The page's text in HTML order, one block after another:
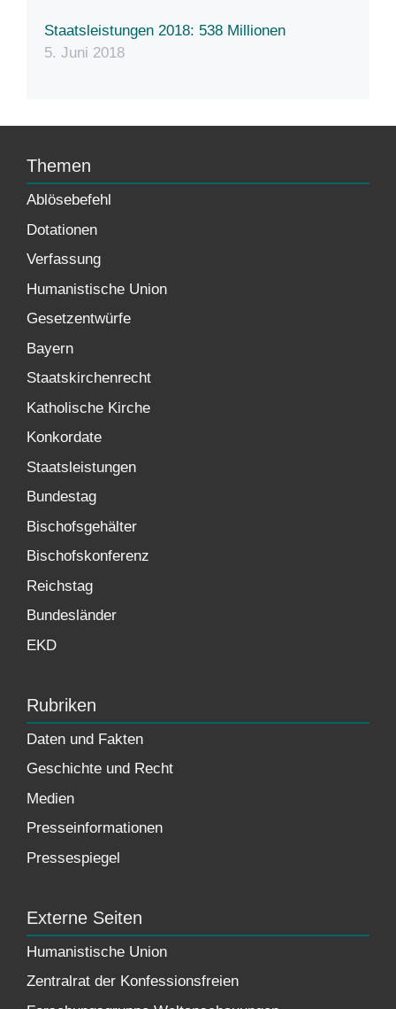
Staatsleistungen 2018: 538 Millionen
5. Juni 2018
Themen
Ablösebefehl
Dotationen
Verfassung
Humanistische Union
Gesetzentwürfe
Bayern
Staatskirchenrecht
Katholische Kirche
Konkordate
Staatsleistungen
Bundestag
Bischofsgehälter
Bischofskonferenz
Reichstag
Bundesländer
EKD
Rubriken
Daten und Fakten
Geschichte und Recht
Medien
Presseinformationen
Pressespiegel
Externe Seiten
Humanistische Union
Zentralrat der Konfessionsfreien